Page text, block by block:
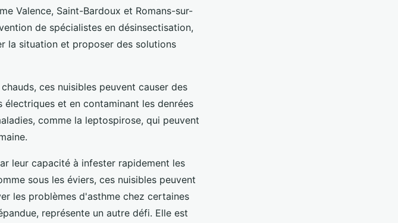
Valence, Saint-Bardoux et Romans-sur-
de spécialistes en désinsectisation,
la situation et proposer des solutions
ces nuisibles peuvent causer des
et en contaminant les denrées
comme la leptospirose, qui peuvent
leur capacité à infester rapidement les
sous les éviers, ces nuisibles peuvent
les problèmes d'asthme chez certaines
représente un autre défi. Elle est